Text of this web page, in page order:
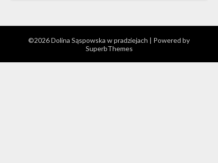
©2026 Dolina Sąspowska w pradziejach | Powered by
SuperbThemes